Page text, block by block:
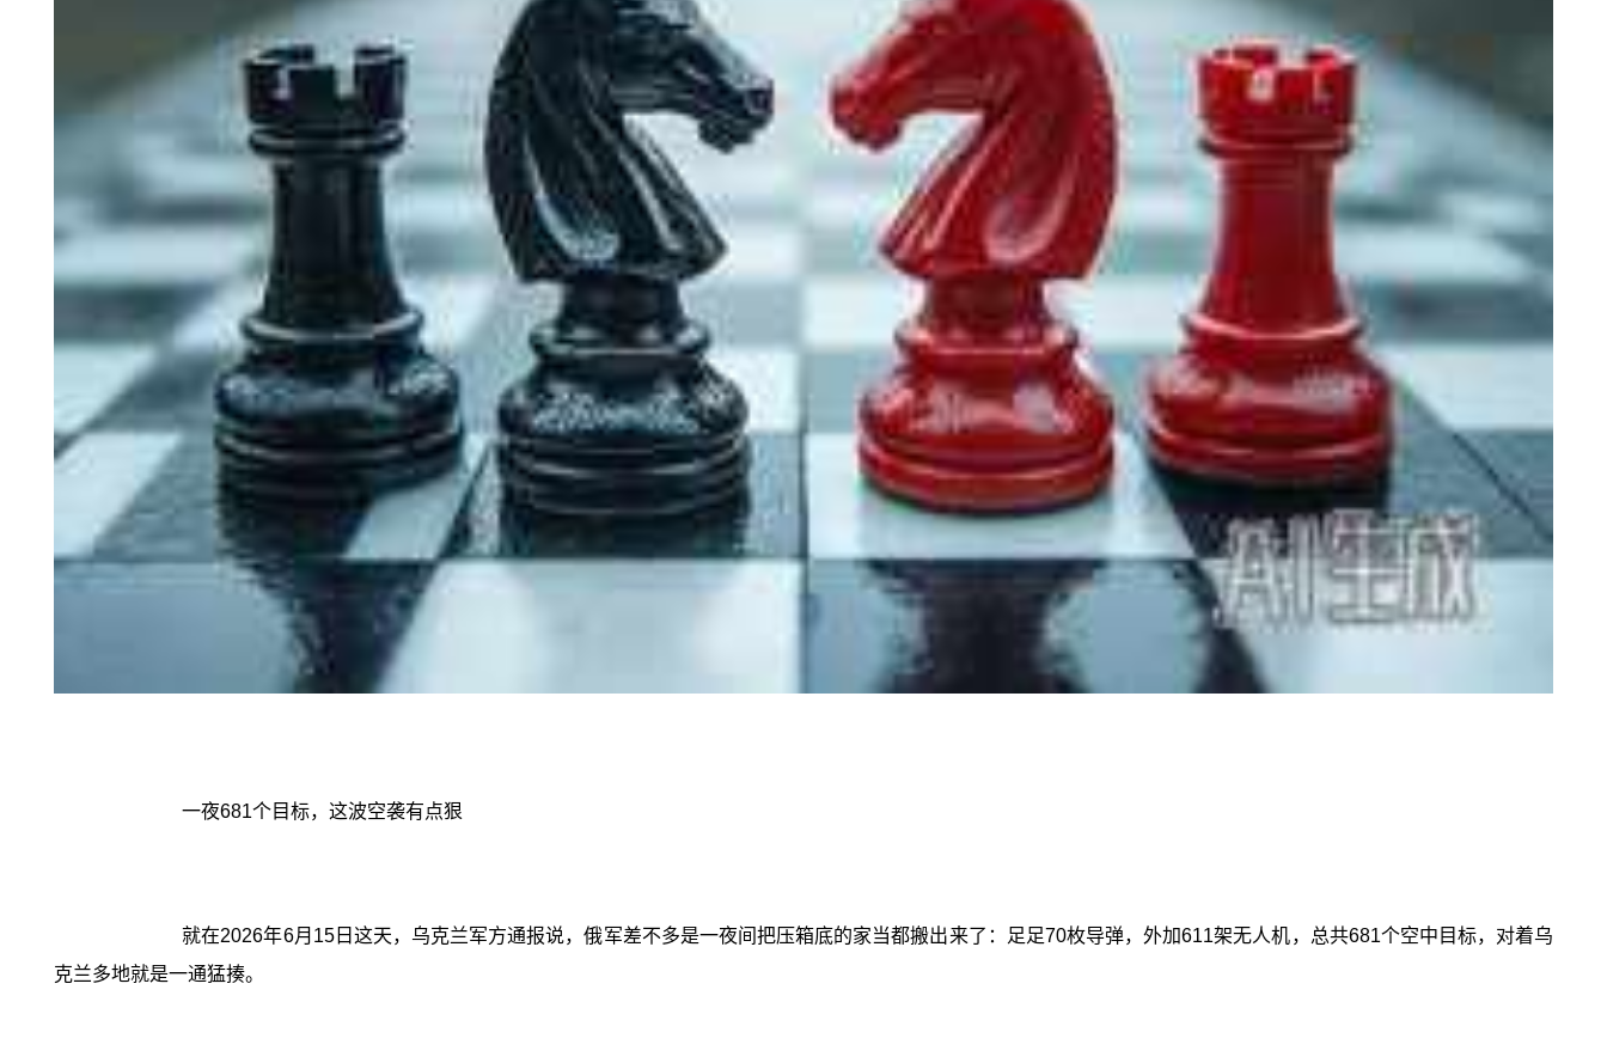
一夜681个目标，这波空袭有点狠
就在2026年6月15日这天，乌克兰军方通报说，俄军差不多是一夜间把压箱底的家当都搬出来了：足足70枚导弹，外加611架无人机，总共681个空中目标，对着乌
克兰多地就是一通猛揍。